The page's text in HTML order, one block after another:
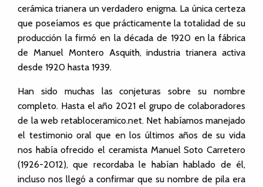
cerámica trianera un verdadero enigma. La única certeza
que poseíamos es que prácticamente la totalidad de su
producción la firmó en la década de 1920 en la fábrica
de Manuel Montero Asquith, industria trianera activa
desde 1920 hasta 1939.
Han sido muchas las conjeturas sobre su nombre
completo. Hasta el año 2021 el grupo de colaboradores
de la web retabloceramico.net. Net habíamos manejado
el testimonio oral que en los últimos años de su vida
nos había ofrecido el ceramista Manuel Soto Carretero
(1926-2012), que recordaba le habían hablado de él,
incluso nos llegó a confirmar que su nombre de pila era